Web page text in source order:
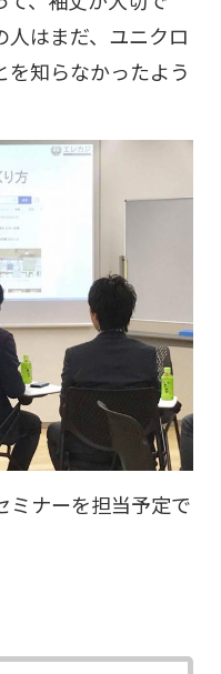
人はまだ、ユニクロ
知らなかったよう
ミナーを担当予定で